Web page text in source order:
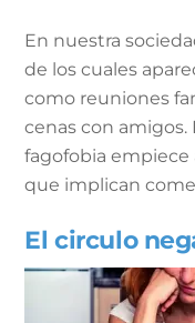
En nuestra
de los cuales
como reuniones
cenas con amigos.
fagofobia empiece
que implican
El circulo